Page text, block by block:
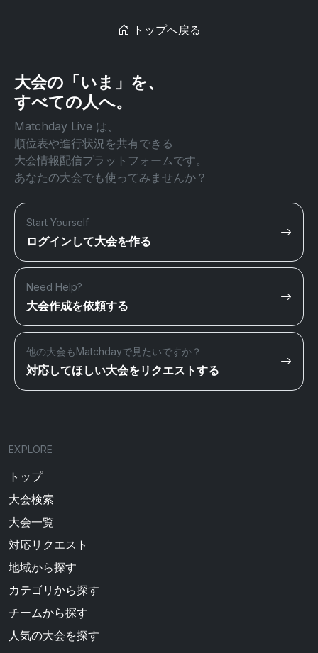
トップへ戻る
大会の「いま」を、
すべての人へ。
Matchday Live は、
順位表や進行状況を共有できる
大会情報配信プラットフォームです。
あなたの大会でも使ってみませんか？
Start Yourself
ログインして大会を作る
Need Help?
大会作成を依頼する
他の大会もMatchdayで見たいですか？
対応してほしい大会をリクエストする
EXPLORE
トップ
大会検索
大会一覧
対応リクエスト
地域から探す
カテゴリから探す
チームから探す
人気の大会を探す